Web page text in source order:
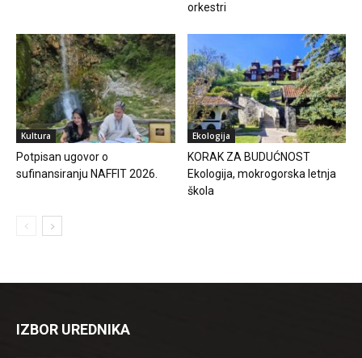
orkestri
Kultura
Potpisan ugovor o
sufinansiranju NAFFIT 2026.
Ekologija
KORAK ZA BUDUĆNOST
Ekologija, mokrogorska letnja
škola
IZBOR UREDNIKA